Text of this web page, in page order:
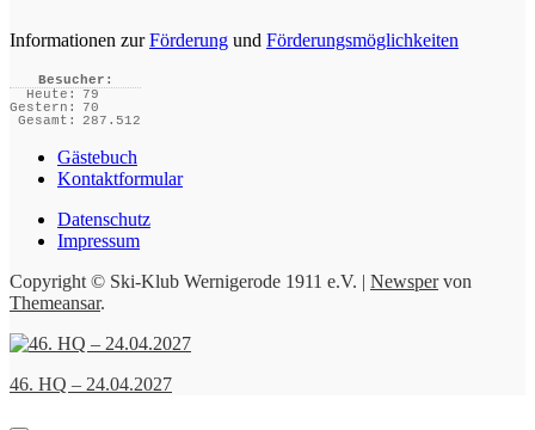
Informationen zurFörderung und Förderungsmöglichkeiten
Besucher:
Heute:
79
Gestern:
70
Gesamt:
287.512
Gästebuch
Kontaktformular
Datenschutz
Impressum
Copyright © Ski-Klub Wernigerode 1911 e.V. | Newspervon
Themeansar.
46. HQ – 24.04.2027